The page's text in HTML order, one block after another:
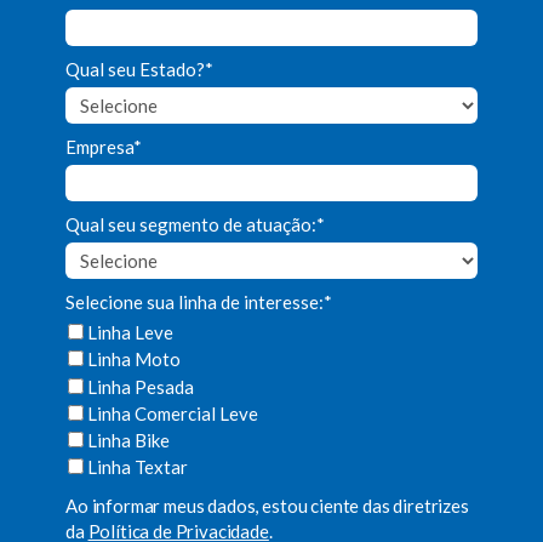
Qual seu Estado?*
Empresa*
Qual seu segmento de atuação:*
Selecione sua linha de interesse:*
Linha Leve
Linha Moto
Linha Pesada
Linha Comercial Leve
Linha Bike
Linha Textar
Ao informar meus dados, estou ciente das diretrizes
da Política de Privacidade.